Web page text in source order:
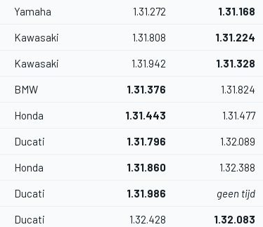
Yamaha 1.31.272 1.31.168
Kawasaki 1.31.808 1.31.224
Kawasaki 1.31.942 1.31.328
BMW 1.31.376 1.31.824
Honda 1.31.443 1.31.477
Ducati 1.31.796 1.32.089
Honda 1.31.860 1.32.388
Ducati 1.31.986 geen tijd
Ducati 1.32.428 1.32.083